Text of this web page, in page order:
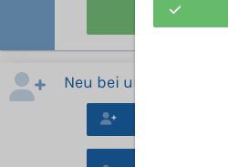
Neu bei uns?